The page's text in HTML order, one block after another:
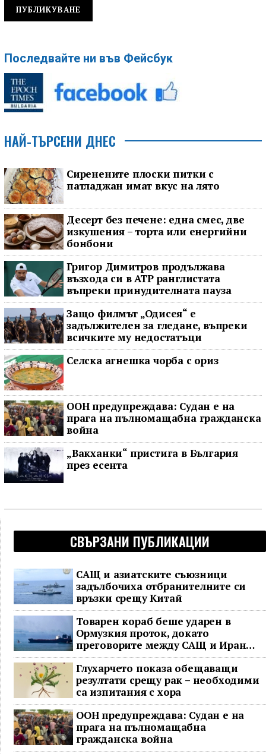
Последвайте ни във Фейсбук
НАЙ-ТЪРСЕНИ ДНЕС
Сиренените плоски питки с
патладжан имат вкус на лято
Десерт без печене: една смес, две
изкушения – торта или енергийни
бонбони
Григор Димитров продължава
възхода си в ATP ранглистата
въпреки принудителната пауза
Защо филмът „Одисея“ е
задължителен за гледане, въпреки
всичките му недостатъци
Селска агнешка чорба с ориз
ООН предупреждава: Судан е на
прага на пълномащабна гражданска
война
„Вакханки“ пристига в България
през есента
СВЪРЗАНИ ПУБЛИКАЦИИ
САЩ и азиатските съюзници
задълбочиха отбранителните си
връзки срещу Китай
Товарен кораб беше ударен в
Ормузкия проток, докато
преговорите между САЩ и Иран
останаха в безизходица
Глухарчето показа обещаващи
резултати срещу рак – необходими
са изпитания с хора
ООН предупреждава: Судан е на
прага на пълномащабна
гражданска война